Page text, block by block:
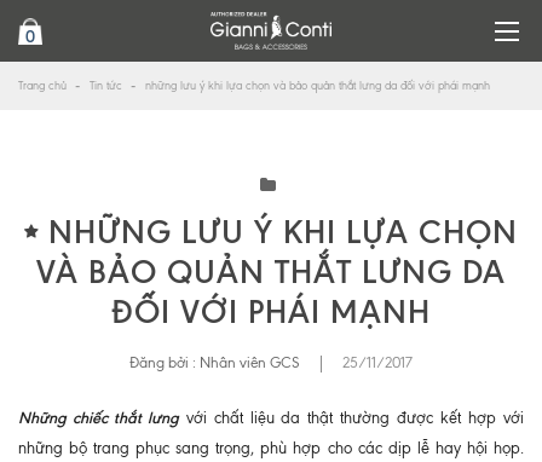
0
Trang chủ Tin tức những lưu ý khi lựa chọn và bảo quản thắt lưng da đối với phái mạnh
NHỮNG LƯU Ý KHI LỰA CHỌN
VÀ BẢO QUẢN THẮT LƯNG DA
ĐỐI VỚI PHÁI MẠNH
Đăng bởi : Nhân viên GCS 25/11/2017
Những chiếc thắt lưngvới chất liệu da thật thường được kết hợp với
những bộ trang phục sang trọng, phù hợp cho các dịp lễ hay hội họp.